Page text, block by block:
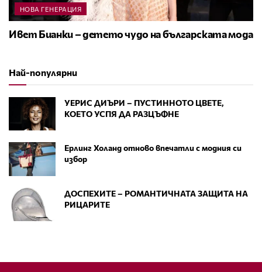
НОВА ГЕНЕРАЦИЯ
Ивет Бианки – детето чудо на българската мода
Най-популярни
УЕРИС ДИЪРИ – ПУСТИННОТО ЦВЕТЕ,
КОЕТО УСПЯ ДА РАЗЦЪФНЕ
Ерлинг Холанд отново впечатли с модния си
избор
ДОСПЕХИТЕ – РОМАНТИЧНАТА ЗАЩИТА НА
РИЦАРИТЕ